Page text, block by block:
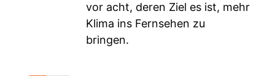
vor acht, deren Ziel es ist, mehr
Klima ins Fernsehen zu
bringen.